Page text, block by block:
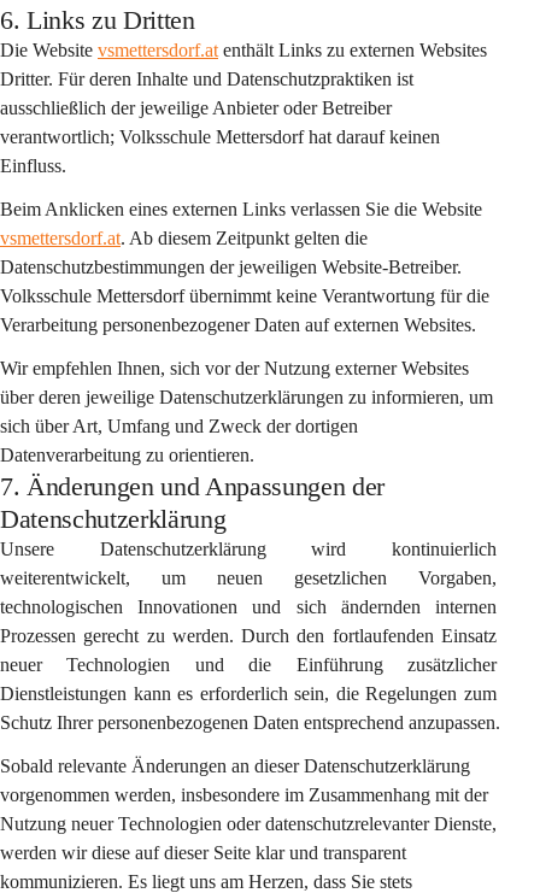
6. Links zu Dritten
Die Website vsmettersdorf.at enthält Links zu externen Websites
Dritter. Für deren Inhalte und Datenschutzpraktiken ist
ausschließlich der jeweilige Anbieter oder Betreiber
verantwortlich; Volksschule Mettersdorf hat darauf keinen
Einfluss.
Beim Anklicken eines externen Links verlassen Sie die Website
vsmettersdorf.at. Ab diesem Zeitpunkt gelten die
Datenschutzbestimmungen der jeweiligen Website-Betreiber.
Volksschule Mettersdorf übernimmt keine Verantwortung für die
Verarbeitung personenbezogener Daten auf externen Websites.
Wir empfehlen Ihnen, sich vor der Nutzung externer Websites
über deren jeweilige Datenschutzerklärungen zu informieren, um
sich über Art, Umfang und Zweck der dortigen
Datenverarbeitung zu orientieren.
7. Änderungen und Anpassungen der
Datenschutzerklärung
Unsere Datenschutzerklärung wird kontinuierlich
weiterentwickelt, um neuen gesetzlichen Vorgaben,
technologischen Innovationen und sich ändernden internen
Prozessen gerecht zu werden. Durch den fortlaufenden Einsatz
neuer Technologien und die Einführung zusätzlicher
Dienstleistungen kann es erforderlich sein, die Regelungen zum
Schutz Ihrer personenbezogenen Daten entsprechend anzupassen.
Sobald relevante Änderungen an dieser Datenschutzerklärung
vorgenommen werden, insbesondere im Zusammenhang mit der
Nutzung neuer Technologien oder datenschutzrelevanter Dienste,
werden wir diese auf dieser Seite klar und transparent
kommunizieren. Es liegt uns am Herzen, dass Sie stets